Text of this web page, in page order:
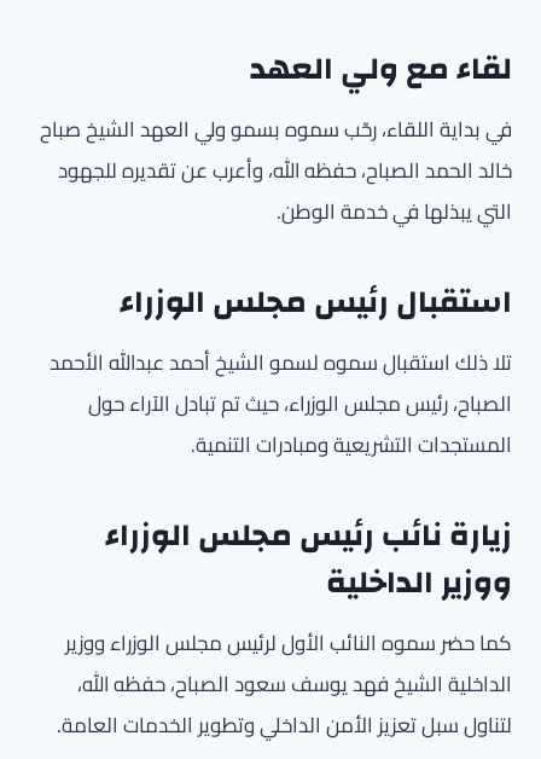
لقاء مع ولي العهد
في بداية اللقاء، رحّب سموه بسمو ولي العهد الشيخ صباح
خالد الحمد الصباح، حفظه الله، وأعرب عن تقديره للجهود
التي يبذلها في خدمة الوطن.
استقبال رئيس مجلس الوزراء
تلا ذلك استقبال سموه لسمو الشيخ أحمد عبدالله الأحمد
الصباح، رئيس مجلس الوزراء، حيث تم تبادل الآراء حول
المستجدات التشريعية ومبادرات التنمية.
زيارة نائب رئيس مجلس الوزراء
ووزير الداخلية
كما حضر سموه النائب الأول لرئيس مجلس الوزراء ووزير
الداخلية الشيخ فهد يوسف سعود الصباح، حفظه الله،
لتناول سبل تعزيز الأمن الداخلي وتطوير الخدمات العامة.